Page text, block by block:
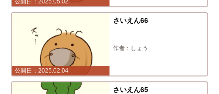
2025.05.02
2025.02.04
さいえん66
しょう
さいえん65